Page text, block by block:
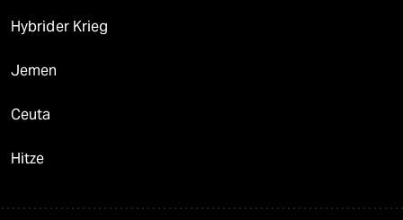
Hybrider Krieg
Jemen
Ceuta
Hitze